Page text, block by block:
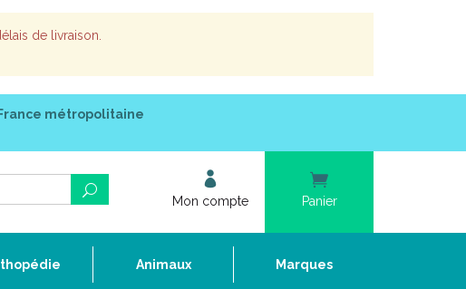
de livraison.
métropolitaine
Mon compte Panier
Animaux Marques